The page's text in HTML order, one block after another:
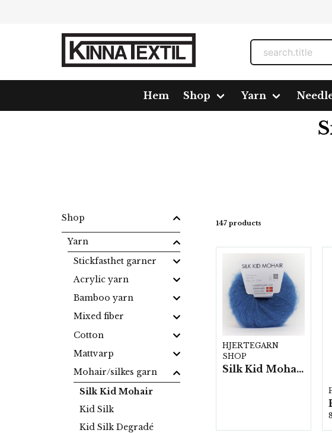
Hem Shop Yarn
Yarn Mohair/silkes garn Silk Kid Mohair
Shop
Yarn
Stickfasthet garner
Acrylic yarn
Bamboo yarn
Mixed fiber
Cotton
Mattvarp
Mohair/silkes garn
Silk Kid Mohair
Kid Silk
Kid Silk Degradé
147 products
HJERTEGARN
SHOP
Silk Kid Mohair - 10 nystan á 25g./fp.